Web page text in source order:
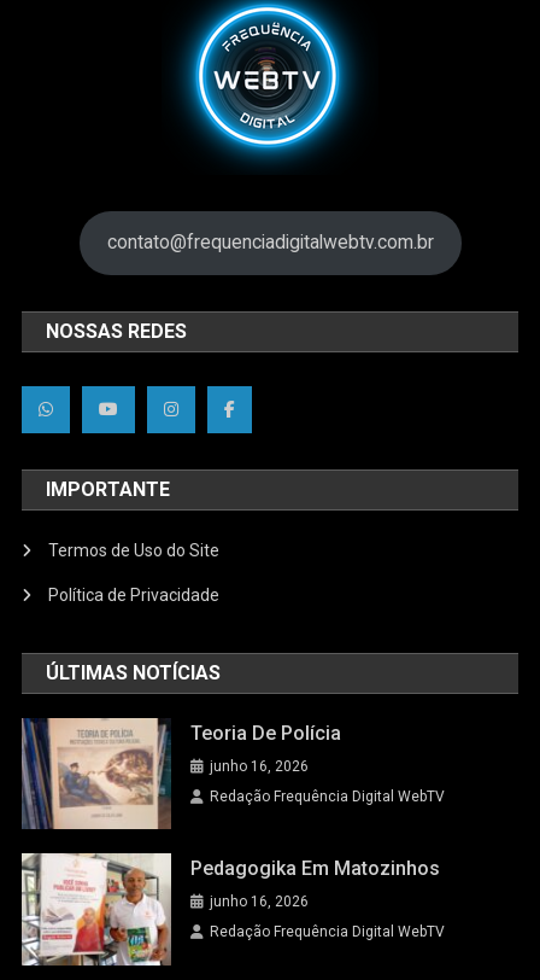
contato@frequenciadigitalwebtv.com.br
NOSSAS REDES
IMPORTANTE
Termos de Uso do Site
Política de Privacidade
ÚLTIMAS NOTÍCIAS
Teoria De Polícia
junho 16, 2026
Redação Frequência Digital WebTV
Pedagogika Em Matozinhos
junho 16, 2026
Redação Frequência Digital WebTV